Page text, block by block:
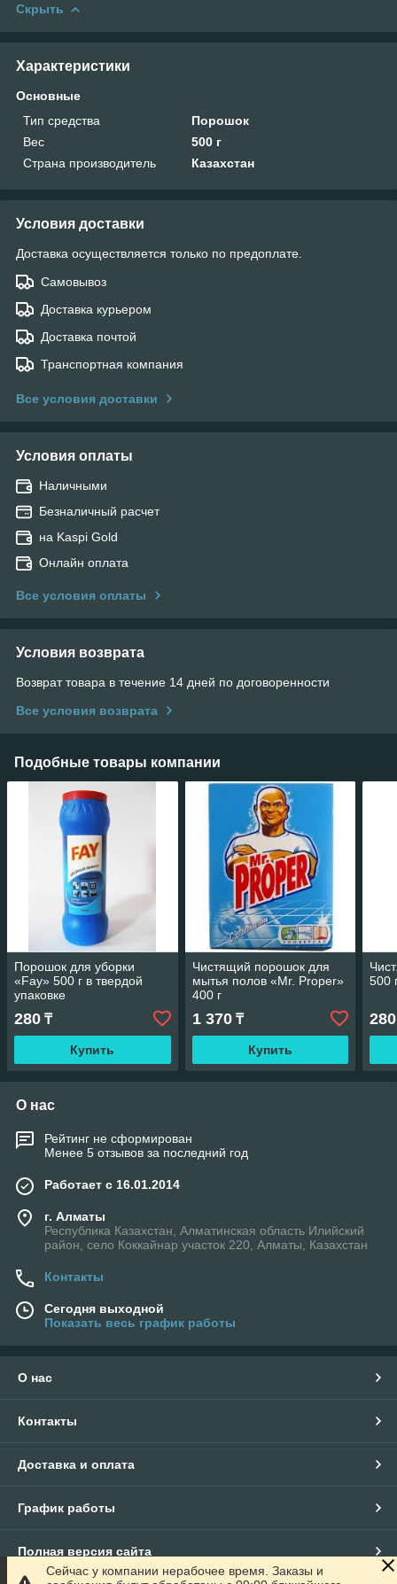
Скрыть
Характеристики
Основные
Тип средства
Порошок
Вес
500 г
Страна производитель
Казахстан
Условия доставки
Доставка осуществляется только по предоплате.
Самовывоз
Доставка курьером
Доставка почтой
Транспортная компания
Все условия доставки
Условия оплаты
Наличными
Безналичный расчет
на Kaspi Gold
Онлайн оплата
Все условия оплаты
Условия возврата
Возврат товара в течение 14 дней по договоренности
Все условия возврата
Подобные товары компании
Порошок для уборки
«Fay» 500 г в твердой
упаковке
280 ₸
Купить
Чистящий порошок для
мытья полов «Mr. Proper»
400 г
1 370₸
Купить
500
280
О нас
Рейтинг не сформирован
Менее 5 отзывов за последний год
Работает с 16.01.2014
г. Алматы
Республика Казахстан, Алматинская область Илийский
район, село Коккайнар участок 220, Алматы, Казахстан
Контакты
Сегодня выходной
Показать весь график работы
О нас
Контакты
Доставка и оплата
График работы
Полная версия сайта
Сейчас у компании нерабочее время. Заказы и